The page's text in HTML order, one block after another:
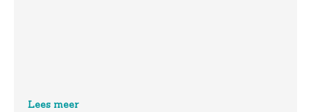
Lees meer